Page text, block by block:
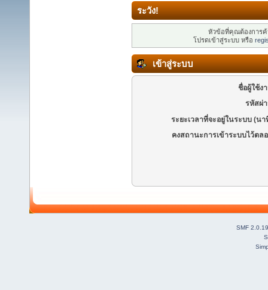
ระวัง!
หัวข้อที่คุณต้องการ
โปรดเข้าสู่ระบบ หรือ
เข้าสู่ระบบ
ชื่อผู้ใช้ง
รหัสผ่
ระยะเวลาที่จะอยู่ในระบบ (นา
คงสถานะการเข้าระบบไว้ตล
SMF 2.0.19